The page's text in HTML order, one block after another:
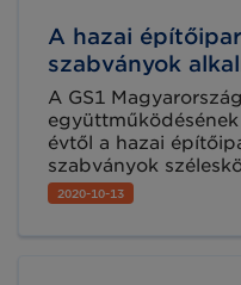
A hazai
szabványok
A GS1
évtől a hazai
szabványok
ezzel az iparág
működését, olyan
2020-10-13